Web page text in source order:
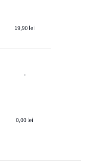
19,90 lei
-
0,00 lei